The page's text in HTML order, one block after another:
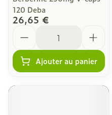
120 Deba
26,65 €
Ajouter au panier